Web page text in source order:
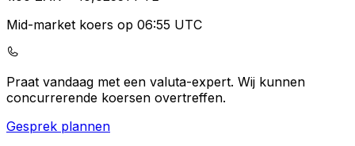
Mid-market koers op 06:55 UTC
Praat vandaag met een valuta-expert. Wij kunnen
concurrerende koersen overtreffen.
Gesprek plannen